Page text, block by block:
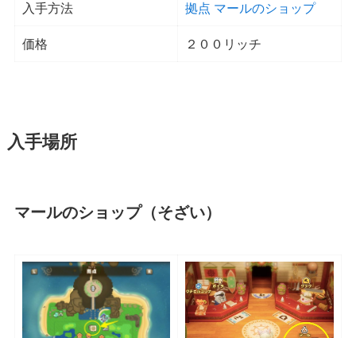
入手方法 拠点 マールのショップ
価格 ２００リッチ
入手場所
マールのショップ（そざい）